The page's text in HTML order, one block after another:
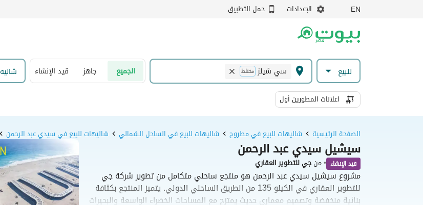
EN الإعدادات حمل التطبيق
للبيع سي شيلز مختلط الجميع جاهز قيد الإنشاء شاليه
اعلانات المطورين أول
الصفحة الرئيسية شاليهات للبيع في مطروح شاليهات للبيع في الساحل الشمالي شاليهات للبيع في سيدي عبد الرحمن
سيشيل سيدي عبد الرحمن
قيد الإنشاء •منجي للتطوير العقاري
مشروع سيشيل سيدي عبد الرحمن هو منتجع ساحلي متكامل من تطوير شركة جي
للتطوير العقاري في الكيلو 135 من الطريق الساحلي الدولي. يتميز المنتجع بكثافة
بنائية منخفضة وتصميم معماري حديث يمتزج مع المساحات الخضراء الواسعة والبحيرات